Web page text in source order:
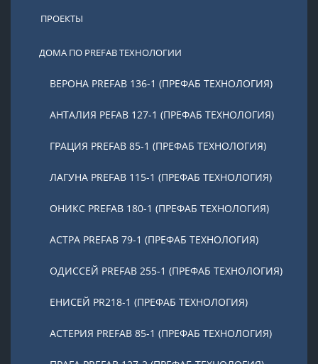
ПРОЕКТЫ
ДОМА ПО PREFAB ТЕХНОЛОГИИ
ВЕРОНА PREFAB 136-1 (ПРЕФАБ ТЕХНОЛОГИЯ)
АНТАЛИЯ PEFAB 127-1 (ПРЕФАБ ТЕХНОЛОГИЯ)
ГРАЦИЯ PREFAB 85-1 (ПРЕФАБ ТЕХНОЛОГИЯ)
ЛАГУНА PREFAB 115-1 (ПРЕФАБ ТЕХНОЛОГИЯ)
ОНИКС PREFAB 180-1 (ПРЕФАБ ТЕХНОЛОГИЯ)
АСТРА PREFAB 79-1 (ПРЕФАБ ТЕХНОЛОГИЯ)
ОДИССЕЙ PREFAB 255-1 (ПРЕФАБ ТЕХНОЛОГИЯ)
ЕНИСЕЙ PR218-1 (ПРЕФАБ ТЕХНОЛОГИЯ)
АСТЕРИЯ PREFAB 85-1 (ПРЕФАБ ТЕХНОЛОГИЯ)